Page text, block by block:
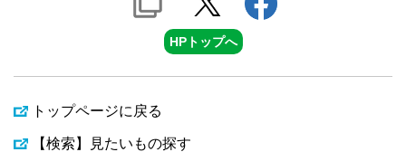
HPトップへ
トップページに戻る
【検索】見たいもの探す